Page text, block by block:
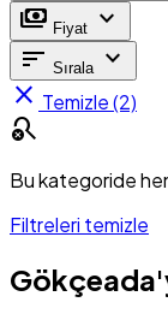
payments Fiyat
expand_more
sort Sırala
expand_more
close Temizle (2)
search_off
Bu kategoride
Filtreleri temizle